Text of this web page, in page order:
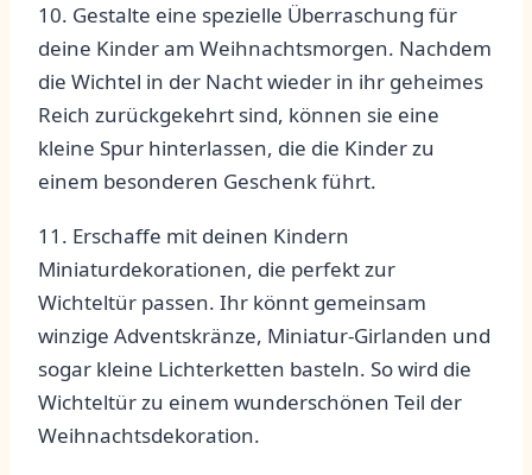
10. Gestalte ​eine spezielle Überraschung für⁢
deine Kinder am ‍Weihnachtsmorgen. Nachdem
die Wichtel in der Nacht ⁣wieder in ihr geheimes
Reich zurückgekehrt‌ sind, können sie eine
kleine Spur hinterlassen, ‍die die Kinder zu
einem besonderen Geschenk führt.
11.​ Erschaffe mit deinen Kindern
Miniaturdekorationen,⁢ die⁤ perfekt zur⁢
Wichteltür⁤ passen.‌ Ihr ⁢könnt gemeinsam
winzige Adventskränze, Miniatur-Girlanden und
sogar⁢ kleine ‌Lichterketten basteln.​ So ⁢wird ⁤die
Wichteltür zu einem wunderschönen ‌Teil der
Weihnachtsdekoration.